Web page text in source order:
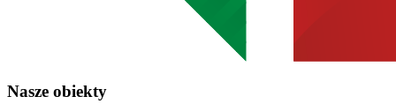
Nasze obiekty